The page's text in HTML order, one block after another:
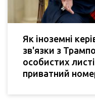
Як іноземні
зв'язки з
особистих
приватний